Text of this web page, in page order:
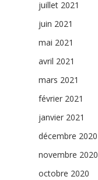
juillet 2021
juin 2021
mai 2021
avril 2021
mars 2021
février 2021
janvier 2021
décembre 2020
novembre 2020
octobre 2020